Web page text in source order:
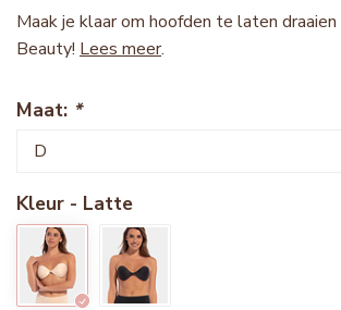
Maak je klaar om hoofden te laten
Beauty! Lees meer.
Maat: *
Kleur - Latte